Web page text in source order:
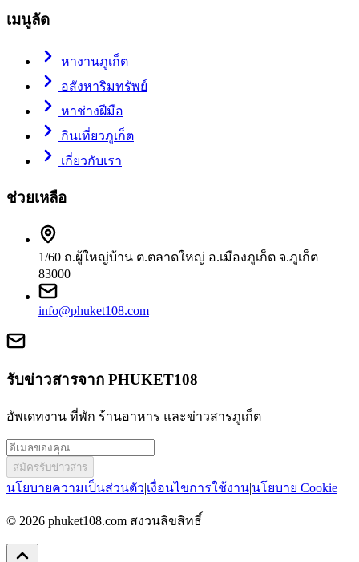
เมนูลัด
หางานภูเก็ต
อสังหาริมทรัพย์
หาช่างฝีมือ
กินเที่ยวภูเก็ต
เกี่ยวกับเรา
ช่วยเหลือ
1/60 ถ.ผู้ใหญ่บ้าน ต.ตลาดใหญ่ อ.เมืองภูเก็ต จ.ภูเก็ต
83000
info@phuket108.com
รับข่าวสารจาก PHUKET108
อัพเดทงาน ที่พัก ร้านอาหาร และข่าวสารภูเก็ต
สมัครรับข่าวสาร
นโยบายความเป็นส่วนตัว|เงื่อนไขการใช้งาน|นโยบาย Cookie
© 2026 phuket108.com สงวนลิขสิทธิ์